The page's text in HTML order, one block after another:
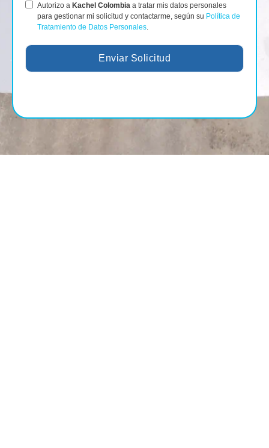
Autorizo a Kachel Colombia a tratar mis datos personales
para gestionar mi solicitud y contactarme, según su Política de
Tratamiento de Datos Personales
Enviar Solicitud